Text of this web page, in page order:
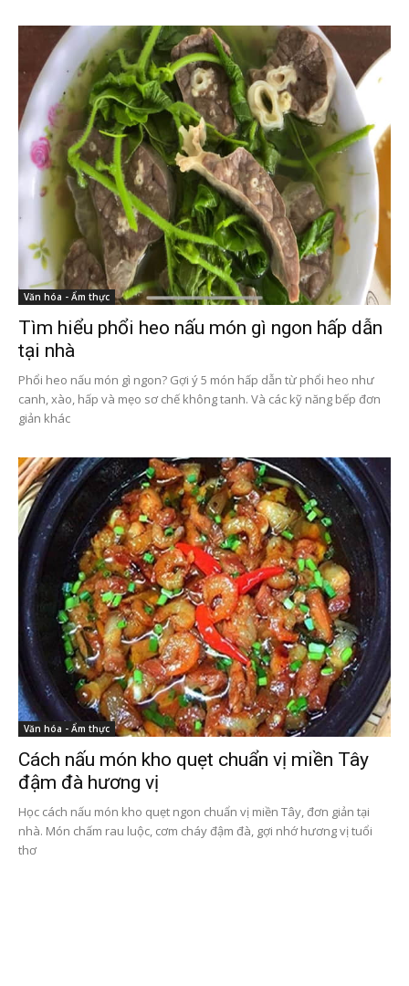
Văn hóa - Ẩm thực
Tìm hiểu phổi heo nấu món gì ngon hấp dẫn
tại nhà
Phổi heo nấu món gì ngon? Gợi ý 5 món hấp dẫn từ phổi heo như
canh, xào, hấp và mẹo sơ chế không tanh. Và các kỹ năng bếp đơn
giản khác
Văn hóa - Ẩm thực
Cách nấu món kho quẹt chuẩn vị miền Tây
đậm đà hương vị
Học cách nấu món kho quẹt ngon chuẩn vị miền Tây, đơn giản tại
nhà. Món chấm rau luộc, cơm cháy đậm đà, gợi nhớ hương vị tuổi
thơ